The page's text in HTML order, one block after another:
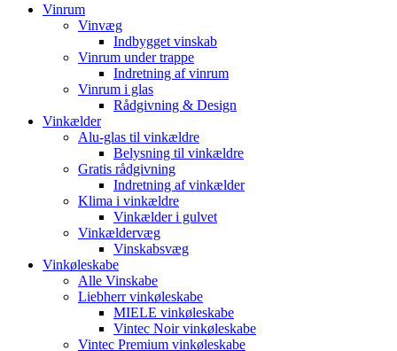
Vinrum
Vinvæg
Indbygget vinskab
Vinrum under trappe
Indretning af vinrum
Vinrum i glas
Rådgivning & Design
Vinkælder
Alu-glas til vinkældre
Belysning til vinkældre
Gratis rådgivning
Indretning af vinkælder
Klima i vinkældre
Vinkælder i gulvet
Vinkældervæg
Vinskabsvæg
Vinkøleskabe
Alle Vinskabe
Liebherr vinkøleskabe
MIELE vinkøleskabe
Vintec Noir vinkøleskabe
Vintec Premium vinkøleskabe